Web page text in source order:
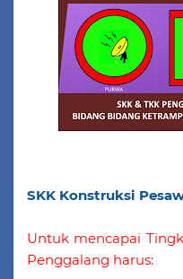
SKK Konstruksi
Untuk mencapai
Penggalang harus: